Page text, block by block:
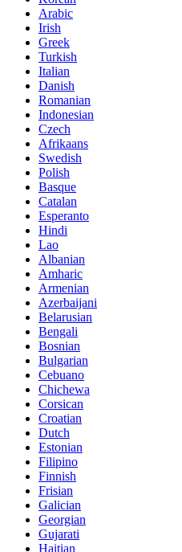
Arabic
Irish
Greek
Turkish
Italian
Danish
Romanian
Indonesian
Czech
Afrikaans
Swedish
Polish
Basque
Catalan
Esperanto
Hindi
Lao
Albanian
Amharic
Armenian
Azerbaijani
Belarusian
Bengali
Bosnian
Bulgarian
Cebuano
Chichewa
Corsican
Croatian
Dutch
Estonian
Filipino
Finnish
Frisian
Galician
Georgian
Gujarati
Haitian